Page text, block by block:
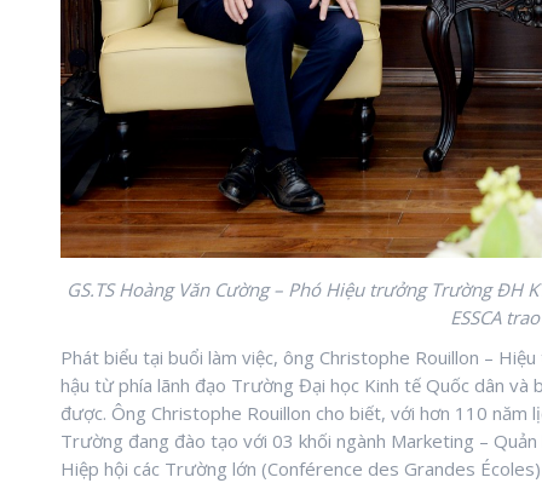
GS.TS Hoàng Văn Cường – Phó Hiệu trưởng Trường
ESSCA
Phát biểu tại buổi làm việc, ông Christophe Rouillon –
hậu từ phía lãnh đạo Trường Đại học Kinh tế Quốc dân
được. Ông Christophe Rouillon cho biết, với hơn 110 năm
Trường đang đào tạo với 03 khối ngành Marketing –
Hiệp hội các Trường lớn (Conférence des Grandes